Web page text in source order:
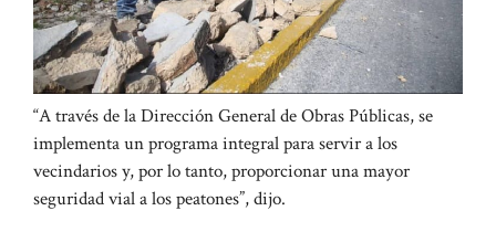
“A través de la Dirección General de Obras Públicas, se
implementa un programa integral para servir a los
vecindarios y, por lo tanto, proporcionar una mayor
seguridad vial a los peatones”, dijo.